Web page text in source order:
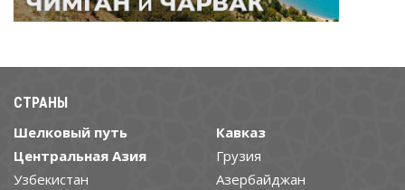
СТРАНЫ
Шелковый путь
Центральная Азия
Узбекистан
Кавказ
Грузия
Азербайджан